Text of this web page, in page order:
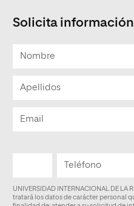
Solicita información